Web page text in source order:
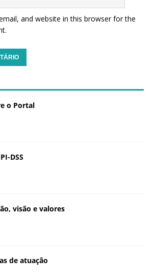
and website in this browser for the
o Portal
DSS
visão e valores
de atuação